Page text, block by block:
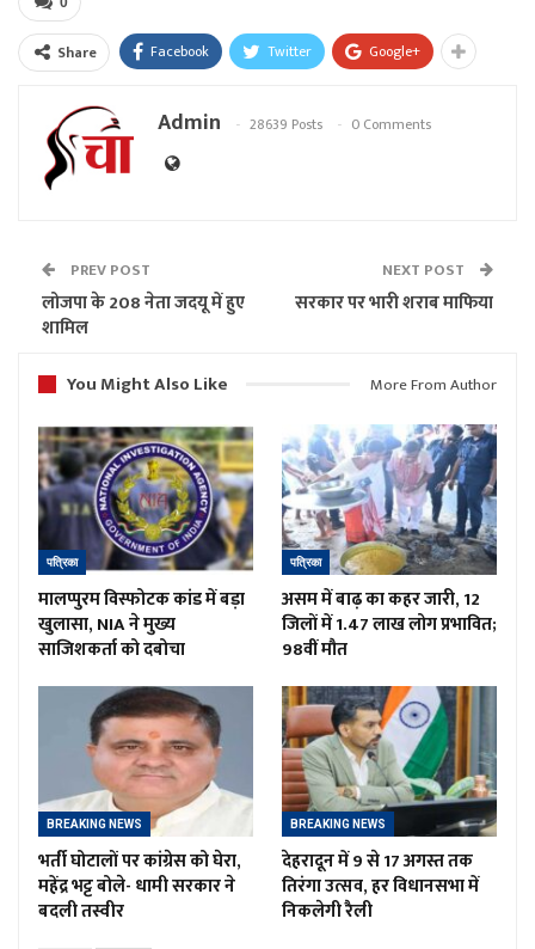
Share Facebook Twitter Google+
Admin 28639 Posts 0 Comments
PREV POST
लोजपा के 208 नेता जदयू में हुए
शामिल
NEXT POST
सरकार पर भारी शराब माफिया
You Might Also Like More From Author
पत्रिका
मालप्पुरम विस्फोटक कांड में बड़ा
खुलासा, NIA ने मुख्य
साजिशकर्ता को दबोचा
पत्रिका
असम में बाढ़ का कहर जारी, 12
जिलों में 1.47 लाख लोग प्रभावित;
98वीं मौत
BREAKING NEWS
भर्ती घोटालों पर कांग्रेस को घेरा,
महेंद्र भट्ट बोले- धामी सरकार ने
बदली तस्वीर
BREAKING NEWS
देहरादून में 9 से 17 अगस्त तक
तिरंगा उत्सव, हर विधानसभा में
निकलेगी रैली